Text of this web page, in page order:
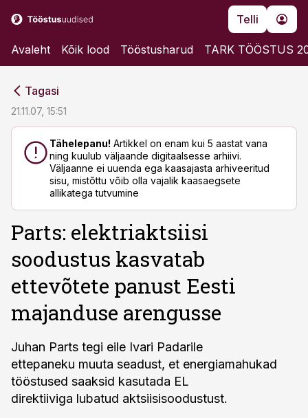
Telli
Avaleht Kõik lood Tööstusharud TARK TÖÖSTUS
Tagasi
21.11.07, 15:51
Tähelepanu! Artikkel on enam kui 5 aastat vana
ning kuulub väljaande digitaalsesse arhiivi.
Väljaanne ei uuenda ega kaasajasta arhiveeritud
sisu, mistõttu võib olla vajalik kaasaegsete
allikatega tutvumine
Parts: elektriaktsiisi
soodustus kasvatab
ettevõtete panust Eesti
majanduse arengusse
Juhan Parts tegi eile Ivari Padarile
ettepaneku muuta seadust, et energiamahukad
tööstused saaksid kasutada EL
direktiiviga lubatud aktsiisisoodustust.